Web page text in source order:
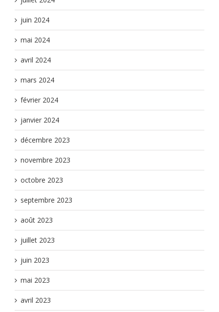
juin 2024
mai 2024
avril 2024
mars 2024
février 2024
janvier 2024
décembre 2023
novembre 2023
octobre 2023
septembre 2023
août 2023
juillet 2023
juin 2023
mai 2023
avril 2023